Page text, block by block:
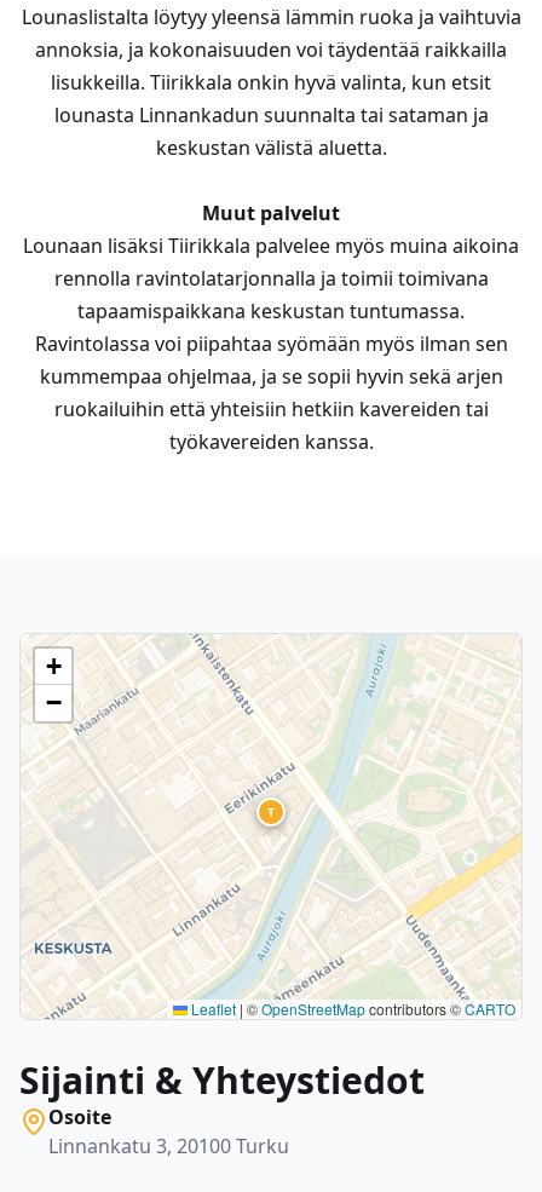
Lounaslistalta löytyy yleensä lämmin ruoka ja vaihtuvia
annoksia, ja kokonaisuuden voi täydentää raikkailla
lisukkeilla. Tiirikkala onkin hyvä valinta, kun etsit
lounasta Linnankadun suunnalta tai sataman ja
keskustan välistä aluetta.
Muut palvelut
Lounaan lisäksi Tiirikkala palvelee myös muina aikoina
rennolla ravintolatarjonnalla ja toimii toimivana
tapaamispaikkana keskustan tuntumassa.
Ravintolassa voi piipahtaa syömään myös ilman sen
kummempaa ohjelmaa, ja se sopii hyvin sekä arjen
ruokailuihin että yhteisiin hetkiin kavereiden tai
työkavereiden kanssa.
T
+
−
Leaflet | ©OpenStreetMapcontributors ©CARTO
Sijainti & Yhteystiedot
Osoite
Linnankatu 3, 20100 Turku